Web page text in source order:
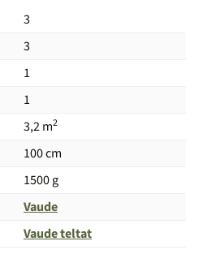
3
3
1
1
3,2 m2
100 cm
1500 g
Vaude
Vaude teltat